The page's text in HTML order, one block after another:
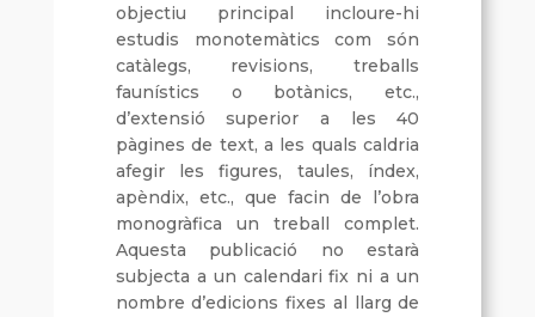
objectiu principal incloure-hi
estudis monotemàtics com són
catàlegs, revisions, treballs
faunístics o botànics, etc.,
d’extensió superior a les 40
pàgines de text, a les quals caldria
afegir les figures, taules, índex,
apèndix, etc., que facin de l’obra
monogràfica un treball complet.
Aquesta publicació no estarà
subjecta a un calendari fix ni a un
nombre d’edicions fixes al llarg de